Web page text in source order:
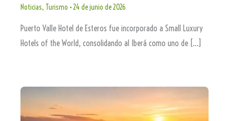
Noticias, Turismo •24 de junio de 2026
Puerto Valle Hotel de Esteros fue incorporado a Small Luxury
Hotels of the World, consolidando al Iberá como uno de […]